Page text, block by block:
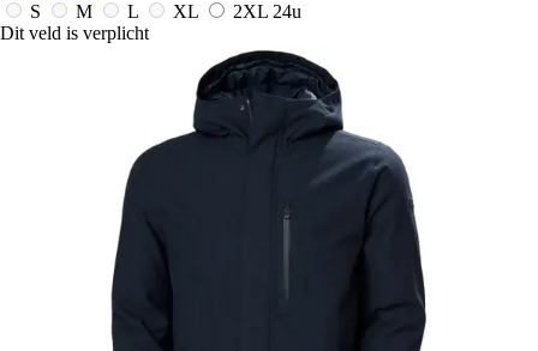
S
M L XL 2XL 24u
Dit veld is verplicht